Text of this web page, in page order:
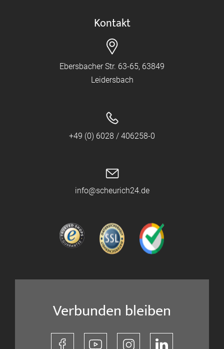
Kontakt
Ebersbacher Str. 63-65, 63849
Leidersbach
+49 (0) 6028 / 406258-0
info@scheurich24.de
Verbunden bleiben